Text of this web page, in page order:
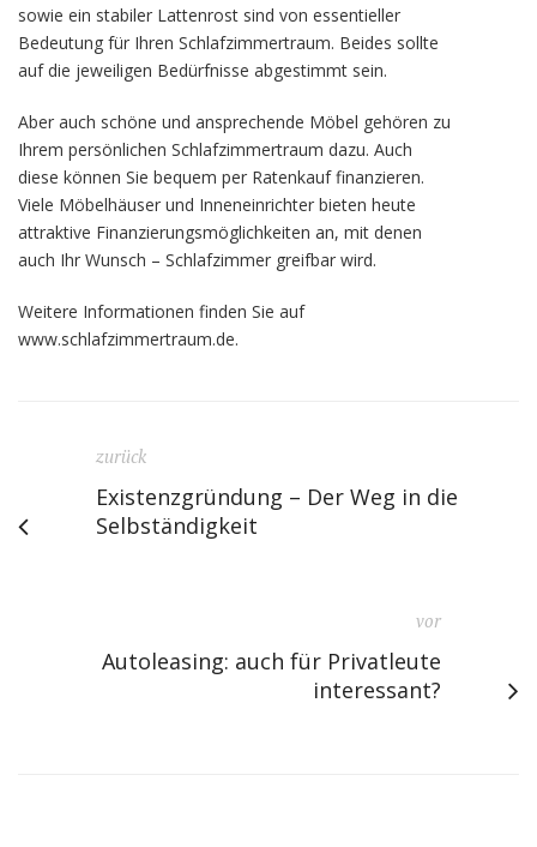
sowie ein stabiler Lattenrost sind von essentieller
Bedeutung für Ihren Schlafzimmertraum. Beides sollte
auf die jeweiligen Bedürfnisse abgestimmt sein.
Aber auch schöne und ansprechende Möbel gehören zu
Ihrem persönlichen Schlafzimmertraum dazu. Auch
diese können Sie bequem per Ratenkauf finanzieren.
Viele Möbelhäuser und Inneneinrichter bieten heute
attraktive Finanzierungsmöglichkeiten an, mit denen
auch Ihr Wunsch – Schlafzimmer greifbar wird.
Weitere Informationen finden Sie auf
www.schlafzimmertraum.de.
zurück
Existenzgründung – Der Weg in die
Selbständigkeit
vor
Autoleasing: auch für Privatleute
interessant?